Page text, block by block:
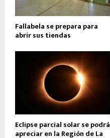
Fallabela se prepara para
abrir sus tiendas
Eclipse parcial solar se podrá
apreciar en la Región de La